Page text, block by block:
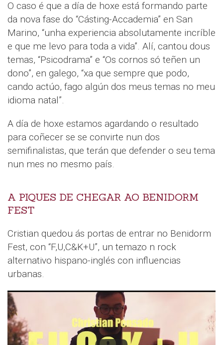
O caso é que a día de hoxe está formando parte
da nova fase do “Cásting-Accademia” en San
Marino, “unha experiencia absolutamente incríble
e que me levo para toda a vida”. Alí, cantou dous
temas, “Psicodrama” e “Os cornos só teñen un
dono”, en galego, “xa que sempre que podo,
cando actúo, fago algún dos meus temas no meu
idioma natal”.
A día de hoxe estamos agardando o resultado
para coñecer se se convirte nun dos
semifinalistas, que terán que defender o seu tema
nun mes no mesmo país.
A PIQUES DE CHEGAR AO BENIDORM
FEST
Cristian quedou ás portas de entrar no Benidorm
Fest, con “F,U,C&K+U”, un temazo n rock
alternativo hispano-inglés con influencias
urbanas.